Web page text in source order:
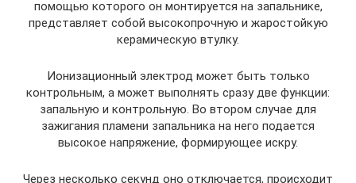
помощью которого он монтируется на запальнике,
представляет собой высокопрочную и жаростойкую
керамическую втулку.
Ионизационный электрод может быть только
контрольным, а может выполнять сразу две функции:
запальную и контрольную. Во втором случае для
зажигания пламени запальника на него подается
высокое напряжение, формирующее искру.
Через несколько секунд оно отключается, происходит